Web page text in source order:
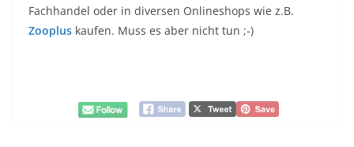
Fachhandel oder in diversen Onlineshops wie z.B.
Zooplus kaufen. Muss es aber nicht tun ;-)